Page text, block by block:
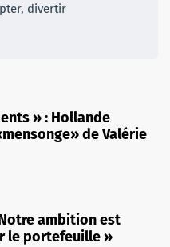
divertir
» : Hollande
de Valérie
ambition est
le portefeuille »